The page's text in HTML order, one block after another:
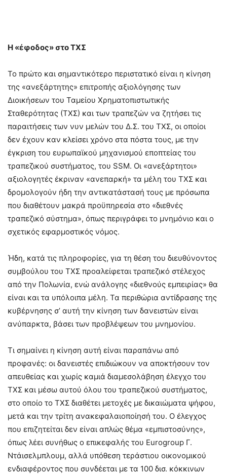
Η «έφοδος» στο ΤΧΣ
Το πρώτο και σημαντικότερο περιστατικό είναι η κίνηση
της «ανεξάρτητης» επιτροπής αξιολόγησης των
Διοικήσεων του Ταμείου Χρηματοπιστωτικής
Σταθερότητας (ΤΧΣ) και των τραπεζών να ζητήσει τις
παραιτήσεις των νυν μελών του Δ.Σ. του ΤΧΣ, οι οποίοι
δεν έχουν καν κλείσει χρόνο στα πόστα τους, με την
έγκριση του ευρωπαϊκού μηχανισμού εποπτείας του
τραπεζικού συστήματος, του SSM. Οι «ανεξάρτητοι»
αξιολογητές έκριναν «ανεπαρκή» τα μέλη του ΤΧΣ και
δρομολογούν ήδη την αντικατάστασή τους με πρόσωπα
που διαθέτουν μακρά προϋπηρεσία στο «διεθνές
τραπεζικό σύστημα», όπως περιγράφει το μνημόνιο και ο
σχετικός εφαρμοστικός νόμος.
Ήδη, κατά τις πληροφορίες, για τη θέση του διευθύνοντος
συμβούλου του ΤΧΣ προαλείφεται τραπεζικό στέλεχος
από την Πολωνία, ενώ ανάλογης «διεθνούς εμπειρίας» θα
είναι και τα υπόλοιπα μέλη. Τα περιθώρια αντίδρασης της
κυβέρνησης σ’ αυτή την κίνηση των δανειστών είναι
ανύπαρκτα, βάσει των προβλέψεων του μνημονίου.
Τι σημαίνει η κίνηση αυτή είναι παραπάνω από
προφανές: οι δανειστές επιδιώκουν να αποκτήσουν τον
απευθείας και χωρίς καμιά διαμεσολάβηση έλεγχο του
ΤΧΣ και μέσω αυτού όλου του τραπεζικού συστήματος,
στο οποίο το ΤΧΣ διαθέτει μετοχές με δικαιώματα ψήφου,
μετά και την τρίτη ανακεφαλαιοποίησή του. Ο έλεγχος
που επιζητείται δεν είναι απλώς θέμα «εμπιστοσύνης»,
όπως λέει συνήθως ο επικεφαλής του Eurogroup Γ.
Ντάισελμπλουμ, αλλά υπόθεση τεράστιου οικονομικού
ενδιαφέροντος που συνδέεται με τα 100 δισ. κόκκινων